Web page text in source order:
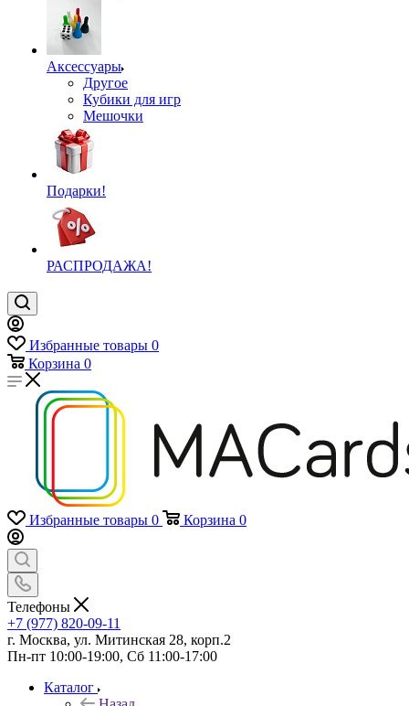
Аксессуары
Другое
Кубики для игр
Мешочки
Подарки!
РАСПРОДАЖА!
Избранные товары 0
Корзина 0
Избранные товары 0 Корзина 0
Телефоны
+7 (977) 820-09-11
г. Москва, ул. Митинская 28, корп.2
Пн-пт 10:00-19:00, Сб 11:00-17:00
Каталог